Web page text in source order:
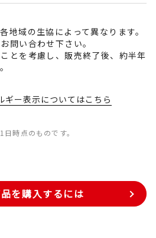
地域の生協によって異なります。
問い合わせ下さい。
とを考慮し、販売終了後、約半年
ー表示についてはこちら
時点のものです。
を購入するには